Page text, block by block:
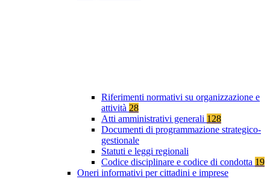
Riferimenti normativi su organizzazione e
attività 28
Atti amministrativi generali 128
Documenti di programmazione strategico-
gestionale
Statuti e leggi regionali
Codice disciplinare e codice di condotta 19
Oneri informativi per cittadini e imprese